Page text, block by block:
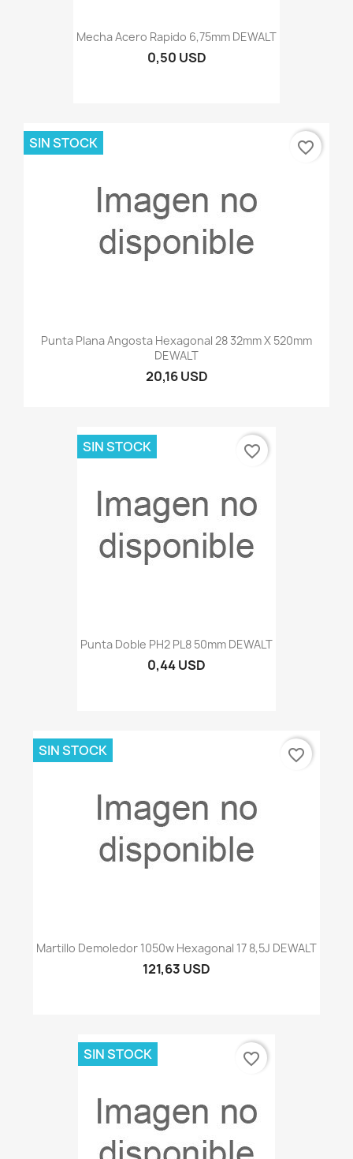
Mecha Acero Rapido 6,75mm DEWALT
0,50 USD
Punta Plana Angosta Hexagonal 28 32mm X 520mm
DEWALT
20,16 USD
SIN STOCK favorite_border
Punta Doble PH2 PL8 50mm DEWALT
0,44 USD
SIN STOCK favorite_border
Martillo Demoledor 1050w Hexagonal 17 8,5J DEWALT
121,63 USD
SIN STOCK favorite_border
SIN STOCK favorite_border